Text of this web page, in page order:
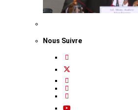
Nous Suivre